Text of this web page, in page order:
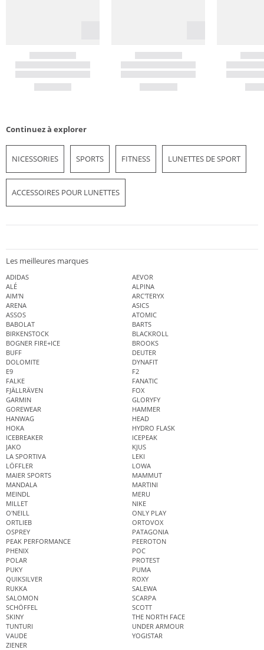
Continuez à explorer
NICESSORIES SPORTS FITNESS LUNETTES DE SPORT
ACCESSOIRES POUR LUNETTES
Les meilleures marques
ADIDAS
AEVOR
ALÉ
ALPINA
AIM'N
ARC'TERYX
ARENA
ASICS
ASSOS
ATOMIC
BABOLAT
BARTS
BIRKENSTOCK
BLACKROLL
BOGNER FIRE+ICE
BROOKS
BUFF
DEUTER
DOLOMITE
DYNAFIT
E9
F2
FALKE
FANATIC
FJÄLLRÄVEN
FOX
GARMIN
GLORYFY
GOREWEAR
HAMMER
HANWAG
HEAD
HOKA
HYDRO FLASK
ICEBREAKER
ICEPEAK
JAKO
KJUS
LA SPORTIVA
LEKI
LÖFFLER
LOWA
MAIER SPORTS
MAMMUT
MANDALA
MARTINI
MEINDL
MERU
MILLET
NIKE
O'NEILL
ONLY PLAY
ORTLIEB
ORTOVOX
OSPREY
PATAGONIA
PEAK PERFORMANCE
PEEROTON
PHENIX
POC
POLAR
PROTEST
PUKY
PUMA
QUIKSILVER
ROXY
RUKKA
SALEWA
SALOMON
SCARPA
SCHÖFFEL
SCOTT
SKINY
THE NORTH FACE
TUNTURI
UNDER ARMOUR
VAUDE
YOGISTAR
ZIENER